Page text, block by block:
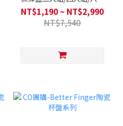
大全套-FIKA/奶茶粉(2色任
選)
NT$1,190 ~ NT$2,990
NT$7,540